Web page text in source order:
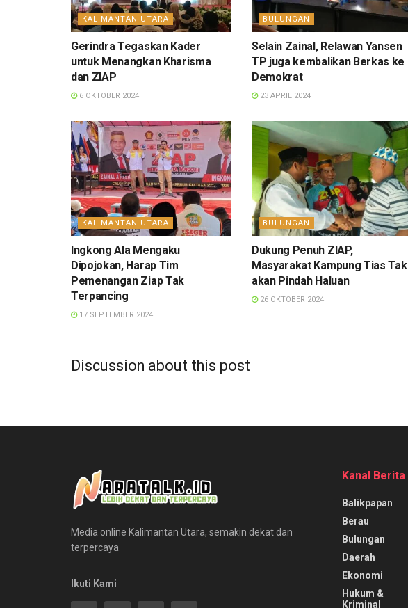
KALIMANTAN UTARA
Gerindra Tegaskan Kader
untuk Menangkan Kharisma
dan ZIAP
6 OKTOBER 2024
BULUNGAN
Selain Zainal, Relawan Yansen
TP juga kembalikan Berkas ke
Demokrat
23 APRIL 2024
KALIMANTAN UTARA
Ingkong Ala Mengaku
Dipojokan, Harap Tim
Pemenangan Ziap Tak
Terpancing
17 SEPTEMBER 2024
BULUNGAN
Dukung Penuh ZIAP,
Masyarakat Kampung Tias Tak
akan Pindah Haluan
26 OKTOBER 2024
Discussion about this post
Media online Kalimantan Utara, semakin dekat dan
terpercaya
Ikuti Kami
Kanal Berita
Balikpapan
Berau
Bulungan
Daerah
Ekonomi
Hukum &
Kriminal